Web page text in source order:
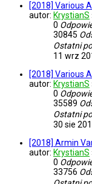
[2018] Various
autor: KrystianS
0
30845
Ostatni
11 wrz
[2018] Various
autor: KrystianS
0
35589
Ostatni
30 sie
[2018] Armin
autor: KrystianS
0
33756